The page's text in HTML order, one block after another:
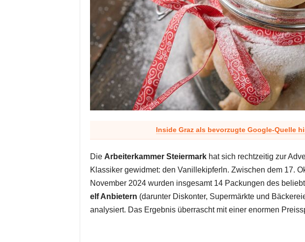
Inside Graz als bevorzugte Google-Quelle
Die Arbeiterkammer Steiermarkhat sich rechtzeitig zur
Klassiker gewidmet: den Vanillekipferln. Zwischen dem 17.
November 2024 wurden insgesamt 14 Packungen des
elf Anbietern (darunter Diskonter, Supermärkte und
analysiert. Das Ergebnis überrascht mit einer enormen